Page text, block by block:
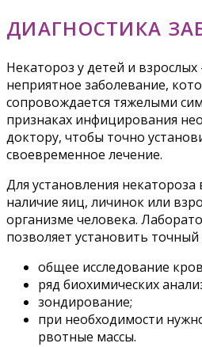
ДИАГНОСТИКА
Некатороз у детей и взрослых
неприятное заболевание,
сопровождается тяжелыми
признаках инфицирования
доктору, чтобы точно
своевременное лечение.
Для установления
наличие яиц, личинок или
организме человека.
позволяет установить точный
общее исследование
ряд биохимических
зондирование;
при необходимости
рвотные массы.